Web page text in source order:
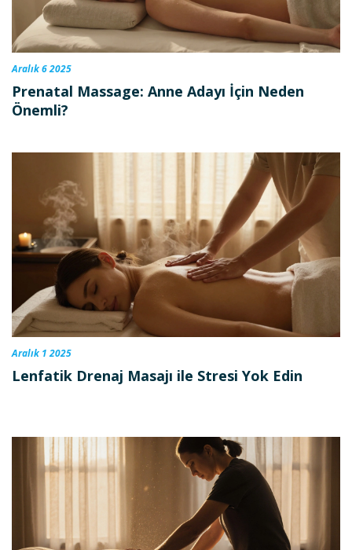
Aralık 6 2025
Prenatal Massage: Anne Adayı İçin Neden
Önemli?
Aralık 1 2025
Lenfatik Drenaj Masajı ile Stresi Yok Edin